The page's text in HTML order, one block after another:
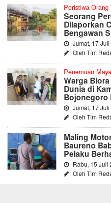
Peristiwa Orang
Seorang
Dilaporkan
Bengawan
Jumat, 17
Oleh Tim
Penemuan
Warga
Dunia di
Bojonegoro
Jumat, 17
Oleh Tim
Maling
Baureno
Pelaku
Rabu, 15 Juli
Oleh Tim